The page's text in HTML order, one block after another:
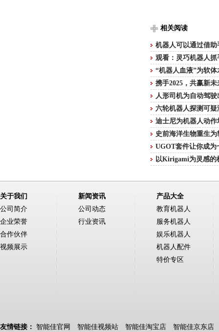
相关阅读
机器人可以通过借
观看：灵巧机器人
“机器人血液”为软
携手2025，共赢新未
人形司机为自动驾
六轮机器人探测可
迪士尼为机器人动
史前海洋生物重生
UGOT套件让你成为
以Kirigami为灵感的
关于我们
公司简介
企业荣誉
合作伙伴
视频展示
新闻资讯
公司动态
行业资讯
产品大全
教育机器人
服务机器人
娱乐机器人
机器人配件
特价专区
友情链接： 智能佳官网 智能佳视频站 智能佳淘宝店 智能佳京东店